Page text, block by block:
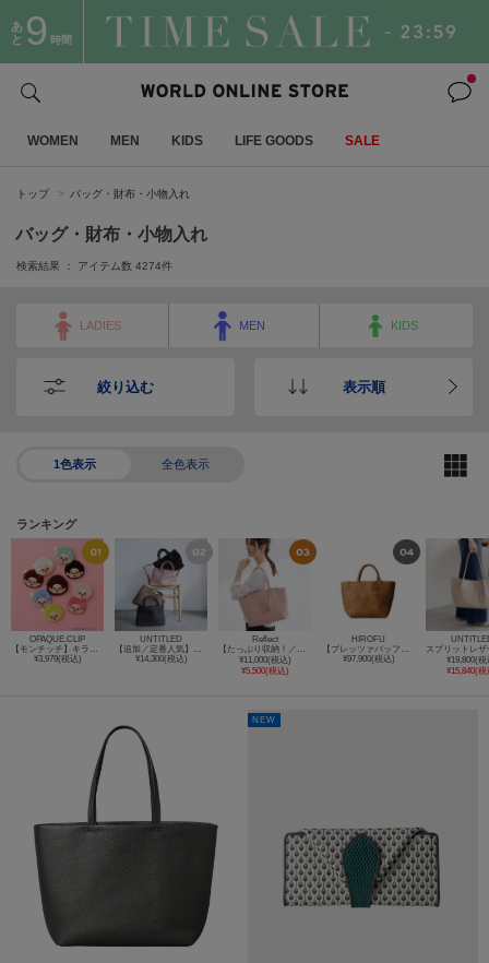
あ
と 9 時間
WOMEN MEN KIDS LIFE GOODS SALE
トップ バッグ・財布・小物入れ
バッグ・財布・小物入れ
検索結果 ： アイテム数 4274件
LADIES MEN KIDS
絞り込む 表示順
1色表示 全色表示
ランキング
OPAQUE.CLIP
¥3,979(税込)
UNTITLED
¥14,300(税込)
Reflect
¥11,000(税込)
¥5,500(税込)
HIROFU
¥97,900(税込)
¥19,800(税
¥15,840(税
NEW